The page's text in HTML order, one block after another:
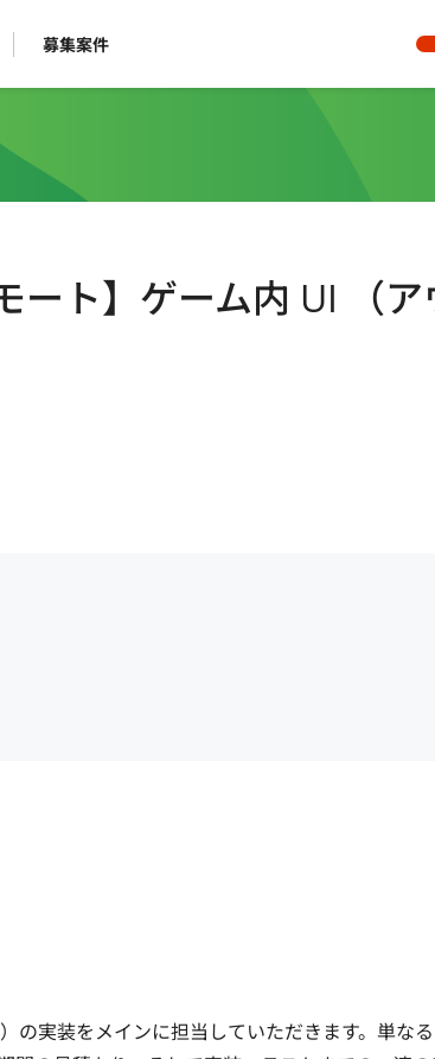
募集案件
ート】ゲーム内 UI （ア
の実装をメインに担当していただきます。単な